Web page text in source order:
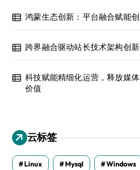
鸿蒙生态创新：平台融合赋能
跨界融合驱动站长技术架构创新
科技赋能精细化运营，释放媒
价值
云标签
Linux Mysql Windows